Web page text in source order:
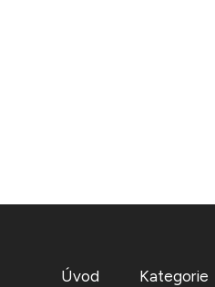
Úvod Kategorie